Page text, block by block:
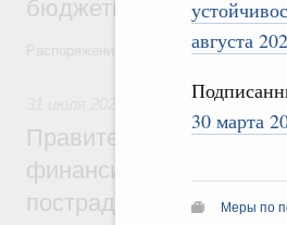
августа
30 марта
Меры по
бюджетным кредитам
Распоряжение от 29 июля 2026 года
Чрезвычайные
Правительство
финансирование
пострадавшим от